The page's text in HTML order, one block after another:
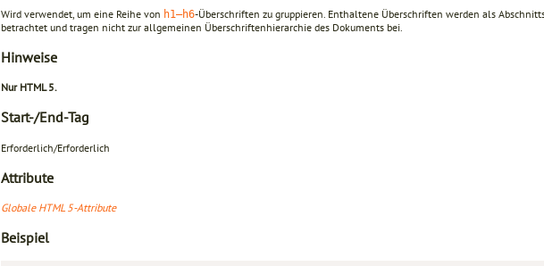
Wird verwendet, um eine Reihe von h1–h6-Überschriften zu gruppieren. Enthaltene Überschriften werden als
betrachtet und tragen nicht zur allgemeinen Überschriftenhierarchie des Dokuments bei.
Hinweise
Nur HTML 5.
Start-/End-Tag
Erforderlich/Erforderlich
Attribute
Globale HTML 5-Attribute
Beispiel